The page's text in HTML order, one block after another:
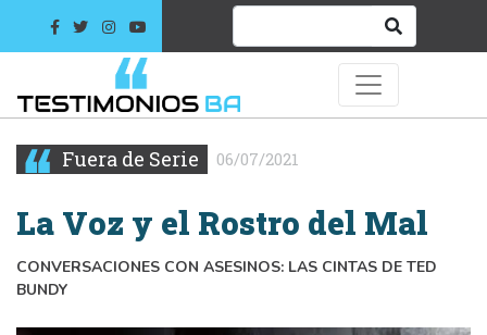
Fuera de Serie 06/07/2021
La Voz y el Rostro del Mal
CONVERSACIONES CON ASESINOS: LAS CINTAS DE TED
BUNDY